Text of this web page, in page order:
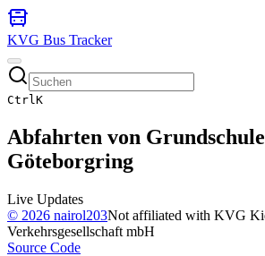
KVG Bus Tracker
CtrlK
Abfahrten von
Göteborgring
Live Updates
© 2026 nairol203Not affiliated with KVG
Verkehrsgesellschaft mbH
Source Code